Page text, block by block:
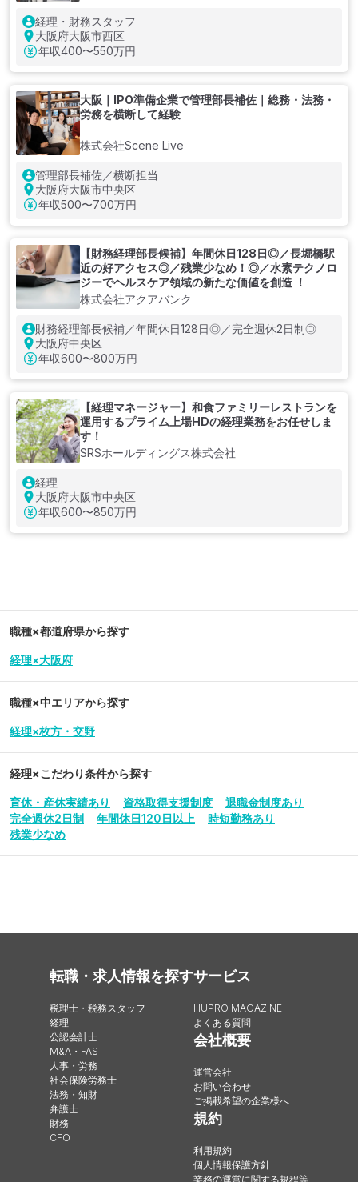
経理・財務スタッフ
大阪府大阪市西区
年収400〜550万円
大阪｜IPO準備企業で管理部長補佐｜総務・法務・
労務を横断して経験
株式会社Scene Live
管理部長補佐／横断担当
大阪府大阪市中央区
年収500〜700万円
【財務経理部長候補】年間休日128日◎／長堀橋駅
近の好アクセス◎／残業少なめ！◎／水素テクノロ
ジーでヘルスケア領域の新たな価値を創造 ！
株式会社アクアバンク
財務経理部長候補／年間休日128日◎／完全週休2日制◎
大阪府中央区
年収600〜800万円
【経理マネージャー】和⾷ファミリーレストランを
運用するプライム上場HDの経理業務をお任せしま
す！
SRSホールディングス株式会社
経理
大阪府大阪市中央区
年収600〜850万円
職種×都道府県から探す
経理×大阪府
職種×中エリアから探す
経理×枚方・交野
経理×こだわり条件から探す
育休・産休実績あり 資格取得支援制度
退職金制度あり
完全週休2日制
年間休日120日以上
時短勤務あり
残業少なめ
転職・求人情報を探す
税理士・税務スタッフ
経理
公認会計士
M&A・FAS
人事・労務
社会保険労務士
法務・知財
弁護士
財務
CFO
サービス
HUPRO MAGAZINE
よくある質問
会社概要
運営会社
お問い合わせ
ご掲載希望の企業様へ
規約
利用規約
個人情報保護方針
業務の運営に関する規程等